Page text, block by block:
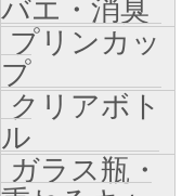
バエ・消臭
プリンカッ
プ
クリアボト
ル
ガラス瓶・